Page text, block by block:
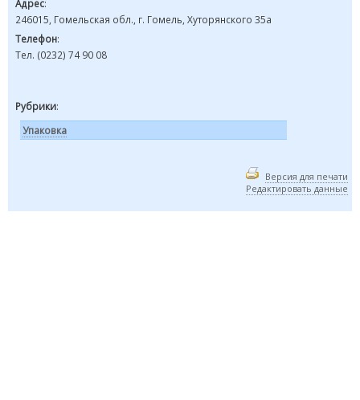
Адрес:
246015, Гомельская обл., г. Гомель, Хуторянского 35а
Телефон:
Тел. (0232) 74 90 08
Рубрики:
Упаковка
Версия для печати
Редактировать данные